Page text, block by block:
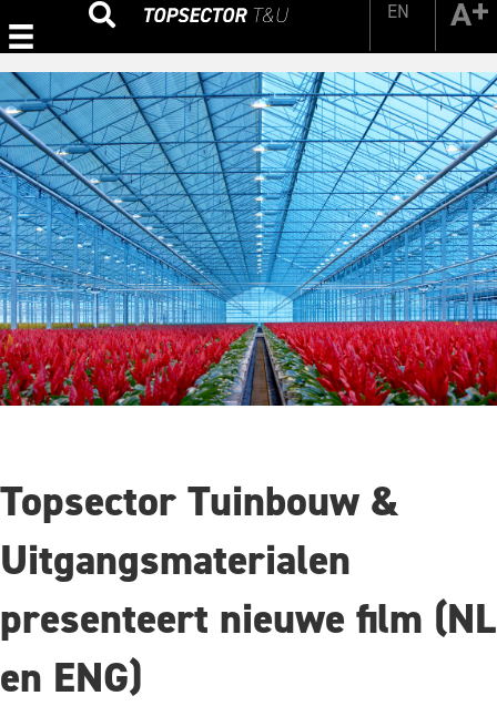
EN
Zoeken
Topsector Tuinbouw &
Uitgangsmaterialen
presenteert nieuwe film (NL
en ENG)